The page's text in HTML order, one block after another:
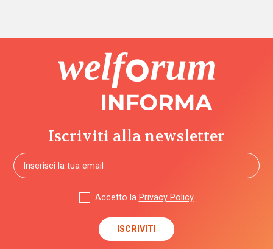
Iscriviti alla newsletter
Accetto la Privacy Policy